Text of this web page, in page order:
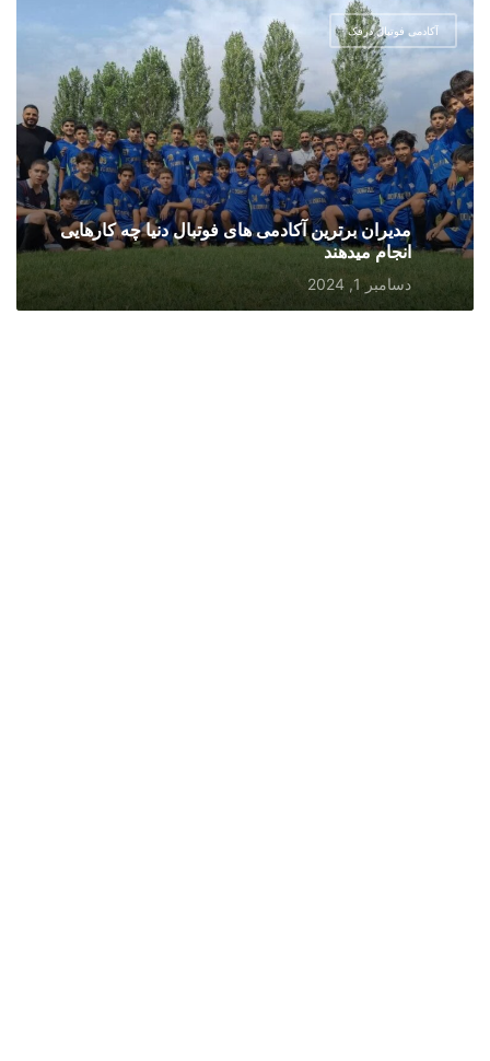
آکادمی فوتبال درفک
مدیران برترین آکادمی های فوتبال دنیا چه کارهایی
انجام میدهند
دسامبر 1, 2024